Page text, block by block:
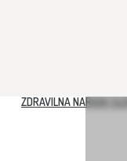
ZDRAVILNA NARAVA